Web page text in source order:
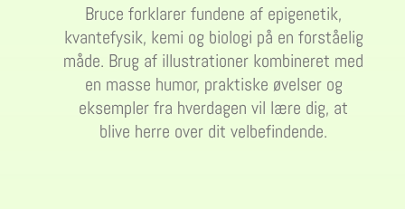
Bruce forklarer fundene af epigenetik,
kvantefysik, kemi og biologi på en forståelig
måde. Brug af illustrationer kombineret med
en masse humor, praktiske øvelser og
eksempler fra hverdagen vil lære dig, at
blive herre over dit velbefindende.